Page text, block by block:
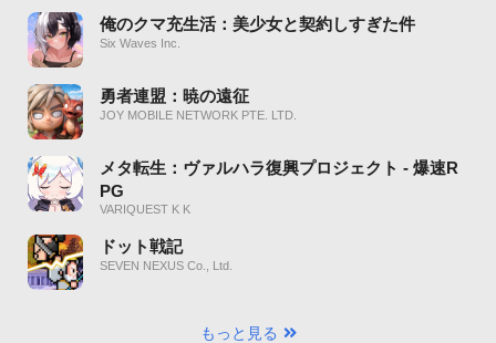
俺のクマ充生活：美少女と契約しすぎた件
Six Waves Inc.
勇者連盟：暁の遠征
JOY MOBILE NETWORK PTE. LTD.
メタ転生：ヴァルハラ復興プロジェクト - 爆速R
PG
VARIQUEST K K
ドット戦記
SEVEN NEXUS Co., Ltd.
もっと見る